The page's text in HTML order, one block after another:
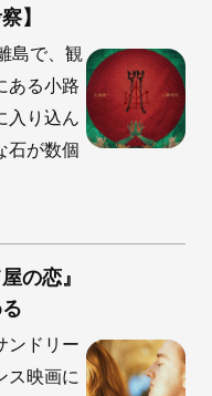
】
島で、観
ある小路
入り込ん
石が数個
の恋』
ンドリー
ス映画に